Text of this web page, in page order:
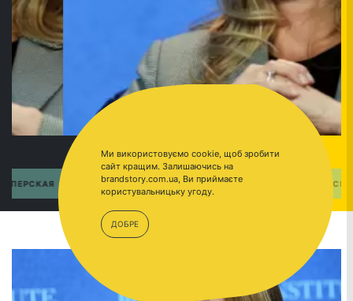
НАТАЛЬЯ КАСПЕРСКАЯ
ПЕРЕЙТИ
Ми використовуємо cookie, щоб зробити
сайт кращим. Залишаючись на
brandstory.com.ua, Ви приймаєте
користувальницьку угоду.
ДОБРЕ